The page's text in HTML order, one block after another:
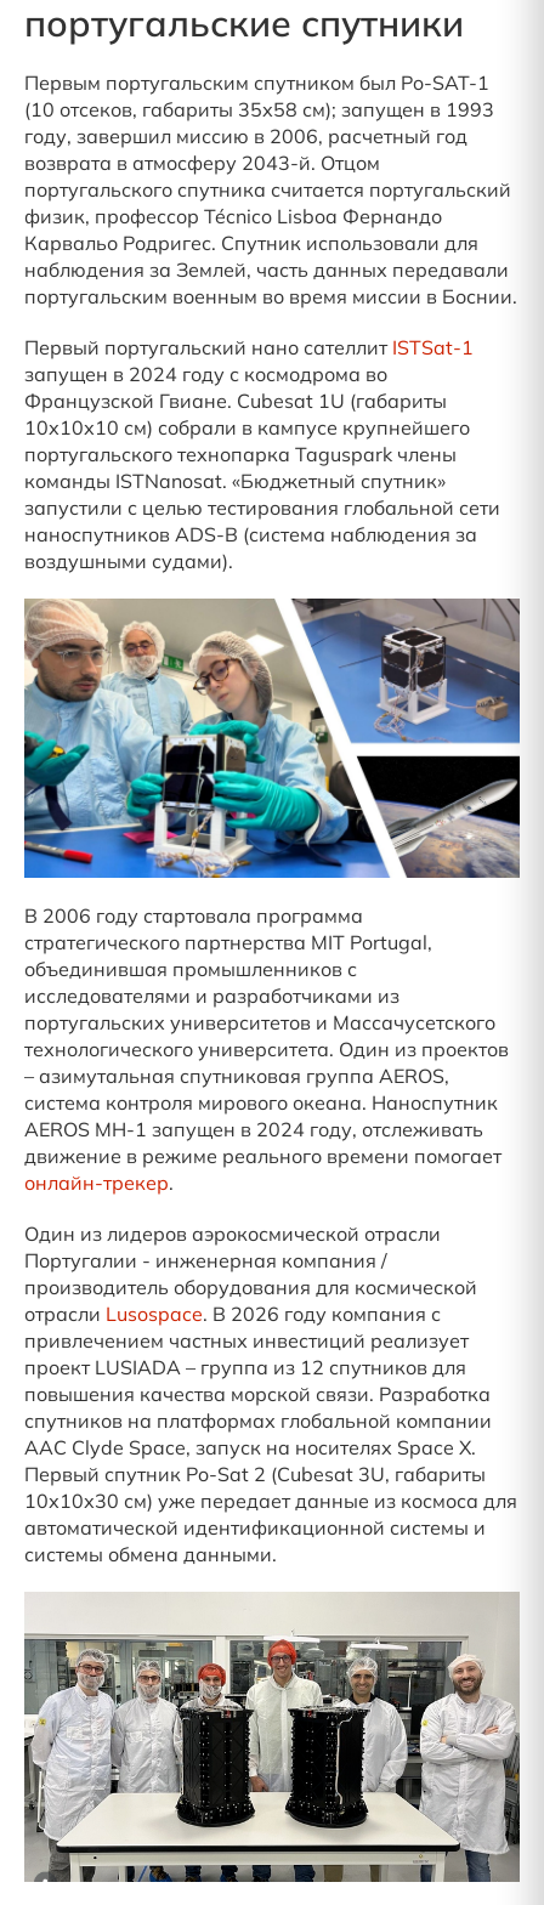
португальские спутники
Первым португальским спутником был Po-SAT-1
(10 отсеков, габариты 35х58 см); запущен в 1993
году, завершил миссию в 2006, расчетный год
возврата в атмосферу 2043-й. Отцом
португальского спутника считается португальский
физик, профессор Técnico Lisboa Фернандо
Карвальо Родригес. Спутник использовали для
наблюдения за Землей, часть данных передавали
португальским военным во время миссии в Боснии.
Первый португальский нано сателлит ISTSat-1
запущен в 2024 году с космодрома во
Французской Гвиане. Cubesat 1U (габариты
10х10х10 см) собрали в кампусе крупнейшего
португальского технопарка Taguspark члены
команды ISTNanosat. «Бюджетный спутник»
запустили с целью тестирования глобальной сети
наноспутников ADS-B (система наблюдения за
воздушными судами).
В 2006 году стартовала программа
стратегического партнерства MIT Portugal,
объединившая промышленников с
исследователями и разработчиками из
португальских университетов и Массачусетского
технологического университета. Один из проектов
– азимутальная спутниковая группа AEROS,
система контроля мирового океана. Наноспутник
AEROS MH-1 запущен в 2024 году, отслеживать
движение в режиме реального времени помогает
онлайн-трекер.
Один из лидеров аэрокосмической отрасли
Португалии - инженерная компания /
производитель оборудования для космической
отрасли Lusospace. В 2026 году компания с
привлечением частных инвестиций реализует
проект LUSIADA – группа из 12 спутников для
повышения качества морской связи. Разработка
спутников на платформах глобальной компании
AAC Clyde Space, запуск на носителях Space X.
Первый спутник Po-Sat 2 (Cubesat 3U, габариты
10х10х30 см) уже передает данные из космоса для
автоматической идентификационной системы и
системы обмена данными.